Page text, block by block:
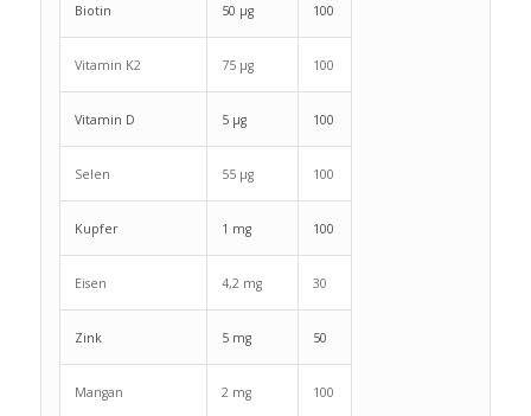
Biotin 50 µg 100
Vitamin K2 75 µg 100
Vitamin D 5 µg 100
Selen 55 µg 100
Kupfer 1 mg 100
Eisen 4,2 mg 30
Zink 5 mg 50
Mangan 2 mg 100